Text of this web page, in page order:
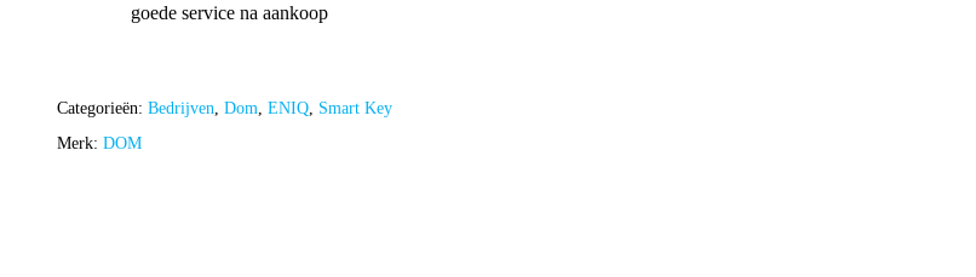
goede service na aankoop
Categorieën: Bedrijven Dom ENIQ, Smart Key
Merk: DOM